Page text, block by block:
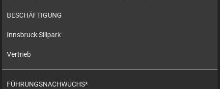
BESCHÄFTIGUNG
Innsbruck Sillpark
Vertrieb
FÜHRUNGSNACHWUCHS*